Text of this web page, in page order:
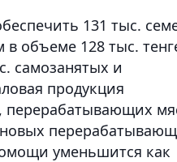
131 тыс.
объеме 128 тыс.
самозанятых и
продукция
перерабатывающих
новых
уменьшится как